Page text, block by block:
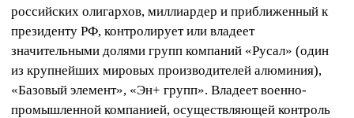
российских олигархов, миллиардер и приближенный к
президенту РФ, контролирует или владеет
значительными долями групп компаний «Русал» (один
из крупнейших мировых производителей алюминия),
«Базовый элемент», «Эн+ групп». Владеет военно-
промышленной компанией, осуществляющей контроль